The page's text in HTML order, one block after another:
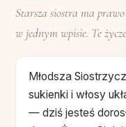
Starsza siostra ma
w jednym wpisie. Te
Młodsza
sukienki i włosy
— dziś jesteś